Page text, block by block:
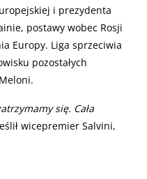
i prezydenta
postawy wobec Rosji
Europy. Liga sprzeciwia
pozostałych
się. Cała
wicepremier Salvini,